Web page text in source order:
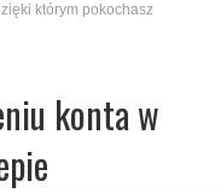
którym pokochasz
konta w